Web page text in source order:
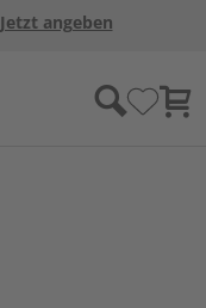
Jetzt angeben